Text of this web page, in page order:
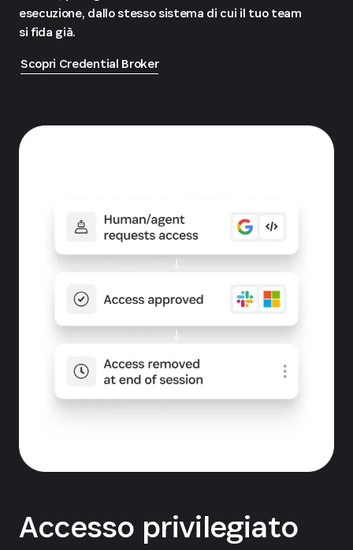
esecuzione, dallo stesso sistema di cui il tuo team
si fida già.
Scopri Credential Broker
Accesso privilegiato